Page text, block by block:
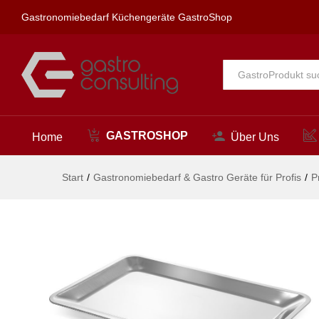
Gastronomiebedarf Küchengeräte GastroShop
Alle
Home GASTROSHOP Über Uns
Start / Gastronomiebedarf & Gastro Geräte für Profis /
Beschreibung